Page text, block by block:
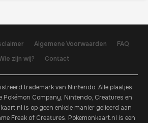
Algemene Voorwaarden
FAQ
zijn wij?
Contact
trademark van Nintendo. Alle plaatjes
Pokémon Company, Nintendo, Creatures en
is op geen enkele manier gelieerd aan
Freak of Creatures. Pokemonkaart.nl is een